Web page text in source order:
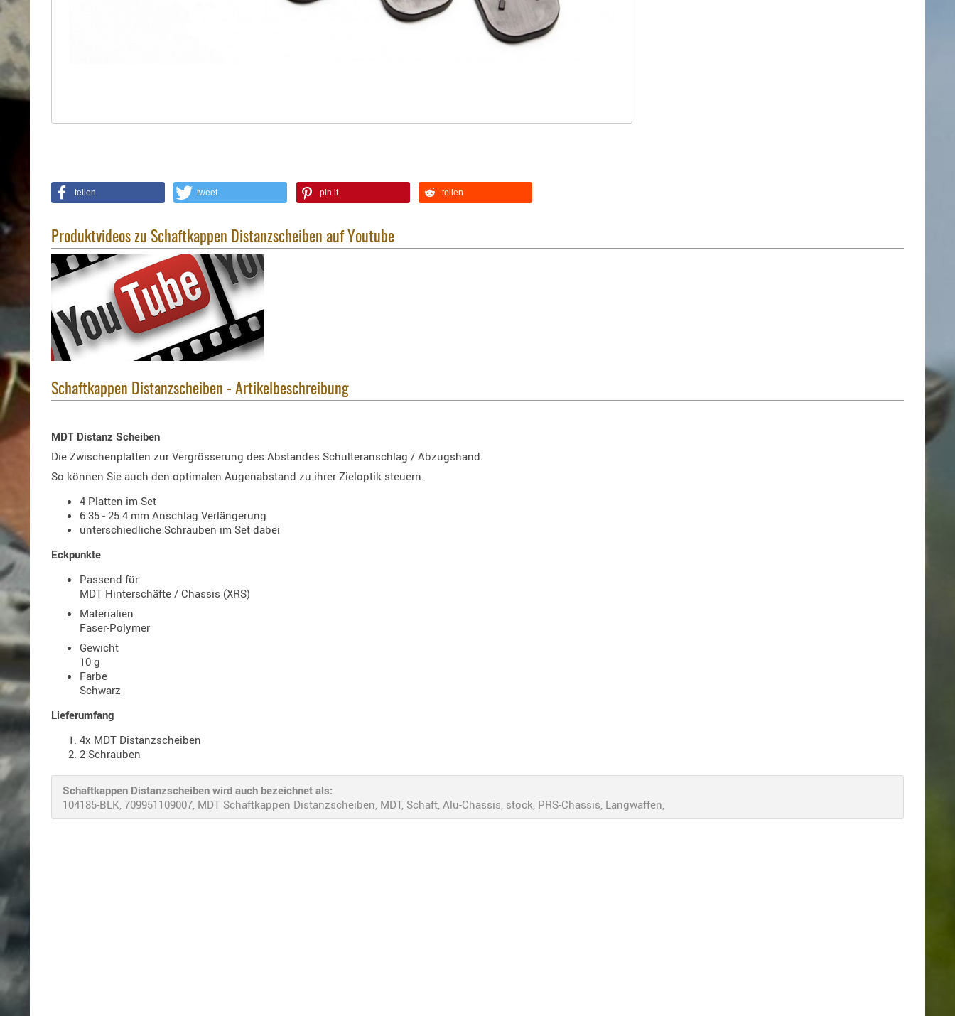
single
teilen tweet pin it teilen
Produktvideos zu Schaftkappen Distanzscheiben auf Youtube
Schaftkappen Distanzscheiben - Artikelbeschreibung
MDT Distanz Scheiben
Die Zwischenplatten zur Vergrösserung des Abstandes Schulteranschlag / Abzugshand.
So können Sie auch den optimalen Augenabstand zu ihrer Zieloptik steuern.
4 Platten im Set
6.35 - 25.4 mm Anschlag Verlängerung
unterschiedliche Schrauben im Set dabei
Eckpunkte
Passend für
MDT Hinterschäfte / Chassis (XRS)
Materialien
Faser-Polymer
Gewicht
10 g
Farbe
Schwarz
Lieferumfang
4x MDT Distanzscheiben
2 Schrauben
Schaftkappen Distanzscheiben wird auch bezeichnet als:
104185-BLK, 709951109007, MDT Schaftkappen Distanzscheiben, MDT, Schaft, Alu-Chassis, stock, PRS-Chassis, Langwaffen,